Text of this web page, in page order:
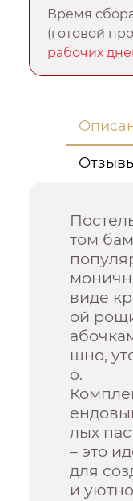
Время
(готовой
рабочих
том
виде
ой
шно,
о.
лых
– это
для
и